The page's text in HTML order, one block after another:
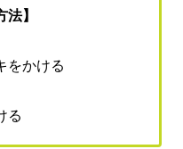
】
をかける
る